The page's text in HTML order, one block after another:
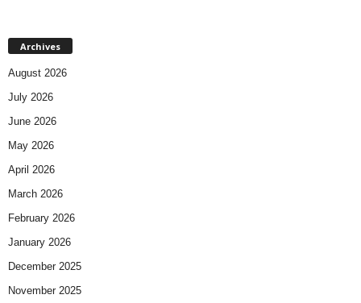
Archives
August 2026
July 2026
June 2026
May 2026
April 2026
March 2026
February 2026
January 2026
December 2025
November 2025